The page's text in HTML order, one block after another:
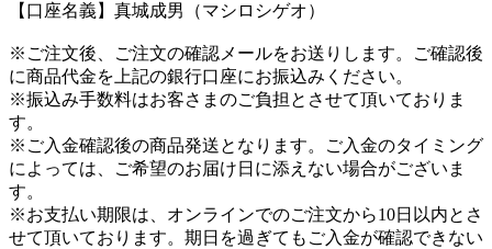
【口座名義】真城成男（マシロシゲオ）
※ご注文後、ご注文の確認メールをお送りします。ご確認後
に商品代金を上記の銀行口座にお振込みください。
※振込み手数料はお客さまのご負担とさせて頂いておりま
す。
※ご入金確認後の商品発送となります。ご入金のタイミング
によっては、ご希望のお届け日に添えない場合がございま
す。
※お支払い期限は、オンラインでのご注文から10日以内とさ
せて頂いております。期日を過ぎてもご入金が確認できない